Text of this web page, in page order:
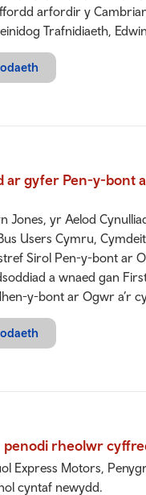
arfordir y
Trafnidiaeth,
ar gyfer Pen-y-bont
Jones, yr Aelod
Users Cymru,
Sirol Pen-y-bont ar
a wnaed gan
y-bont ar Ogwr a’r
penodi rheolwr
Express Motors,
cyntaf newydd.